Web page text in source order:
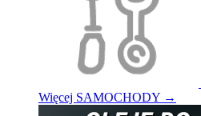
Więcej SAMOCHODY →